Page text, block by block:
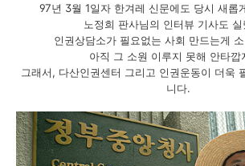
97년 3월 1일자 한겨레 신문에도 당시 새롭
노정희 판사님의 인터뷰 기사도 실
인권상담소가 필요없는 사회 만드는게
아직 그 소원 이루지 못해 안타깝
그래서, 다산인권센터 그리고 인권운동이 더욱
니다.